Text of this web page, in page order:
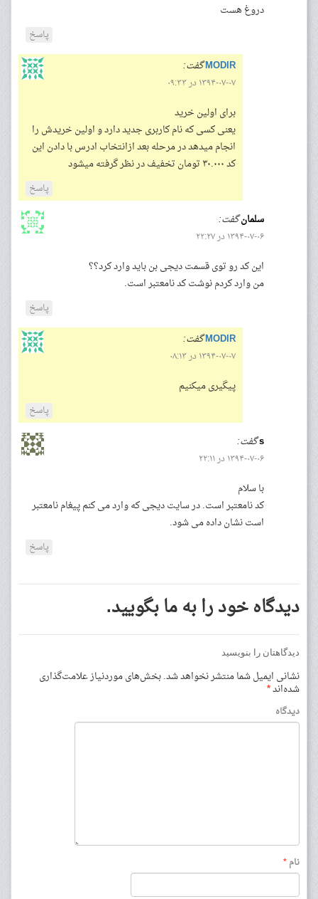
دروغ هست
پاسخ
MODIRگفت:
۱۳۹۴-۰۷-۰۷ در ۰۹:۳۳
برای اولین خرید
یعنی کسی که نام کاربری جدید دارد و اولین خریدش را
انجام میدهد در مرحله بعد ازانتخاب ادرس با دادن این
کد ۳۰.۰۰۰ تومان تخفیف در نظر گرفته میشود
پاسخ
سلمانگفت:
۱۳۹۴-۰۷-۰۶ در ۲۲:۲۷
این کد رو توی قسمت دیجی بن باید وارد کرد؟؟
من وارد کردم نوشت کد نامعتبر است.
پاسخ
MODIRگفت:
۱۳۹۴-۰۷-۰۷ در ۰۸:۱۳
پیگیری میکنیم
پاسخ
sگفت:
۱۳۹۴-۰۷-۰۶ در ۲۲:۱۱
با سلام
کد نامعتبر است. در سایت دیجی که وارد می کنم پیغام نامعتبر
است نشان داده می شود.
پاسخ
دیدگاه خود را به ما بگویید.
دیدگاهتان را بنویسید
نشانی ایمیل شما منتشر نخواهد شد.بخش‌های موردنیاز علامت‌گذاری
شده‌اند*
دیدگاه
نام*